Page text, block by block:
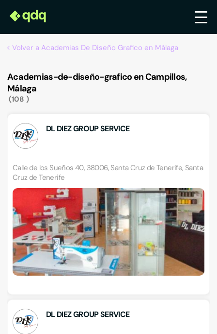
Volver a Academias De Diseño Grafico en Málaga
Academias-de-diseño-grafico en Campillos,
Málaga
108
DL DIEZ GROUP SERVICE
Calle de los Sueños 40, 38006, Santa Cruz de Tenerife, Santa
Cruz de Tenerife
DL DIEZ GROUP SERVICE